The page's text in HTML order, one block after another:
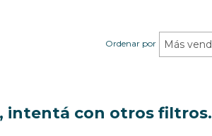
Ordenar por
intentá con otros filtros.